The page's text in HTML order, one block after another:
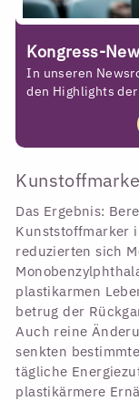
Kongress-
In unseren
den Highlights
Das Ergebnis:
Kunststoffmarker
reduzierten sich
plastikarmen
betrug der
Auch reine
senkten
tägliche
plastikärmere